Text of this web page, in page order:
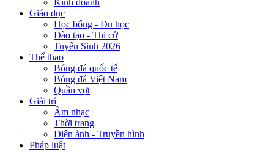
Kinh doanh
Giáo dục
Học bổng - Du học
Đào tạo - Thi cử
Tuyển Sinh 2026
Thể thao
Bóng đá quốc tế
Bóng đá Việt Nam
Quần vợt
Giải trí
Âm nhạc
Thời trang
Điện ảnh - Truyền hình
Pháp luật